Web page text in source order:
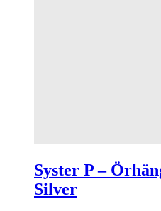
Syster P –
Silver